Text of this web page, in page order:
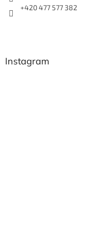
+420 477 577 382
Instagram